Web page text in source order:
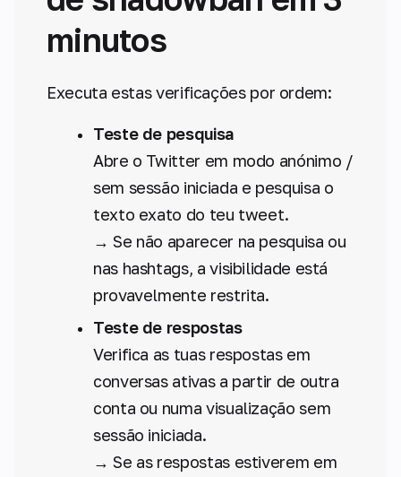
minutos
Executa estas verificações por ordem:
Teste de pesquisa
Abre o Twitter em modo anónimo /
sem sessão iniciada e pesquisa o
texto exato do teu tweet.
→ Se não aparecer na pesquisa ou
nas hashtags, a visibilidade está
provavelmente restrita.
Teste de respostas
Verifica as tuas respostas em
conversas ativas a partir de outra
conta ou numa visualização sem
sessão iniciada.
→ Se as respostas estiverem em